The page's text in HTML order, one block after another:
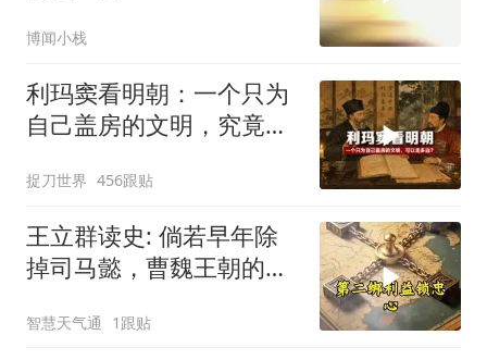
博闻小栈
利玛窦看明朝：一个只为
自己盖房的文明，究竟能
捉刀世界 456跟贴
王立群读史: 倘若早年除
掉司马懿，曹魏王朝的命
智慧天气通 1跟贴